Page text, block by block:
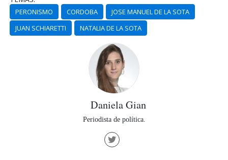
PERONISMO CORDOBA
JOSE MANUEL DE LA SOTA
JUAN SCHIARETTI
NATALIA DE LA SOTA
Daniela Gian
Periodista de política.